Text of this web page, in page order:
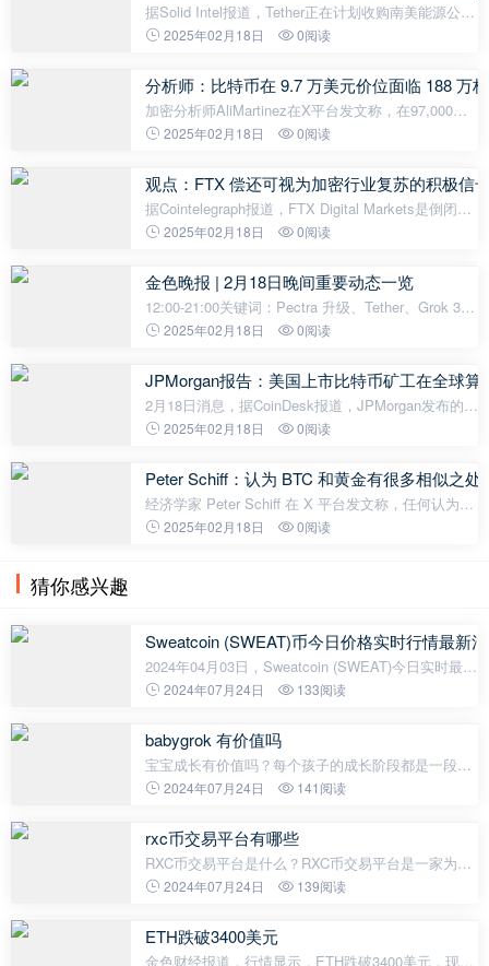
据Solid Intel报道，Tether正在计划收购南美能源公司
Adecoagro的51%控股权，交易估值约为12.4亿美
2025年02月18日 0阅读
分析师：比特币在 9.7 万美元价位面临 188 万
加密分析师AliMartinez在X平台发文称，在97,000美
元价位，比特币面临188万枚的供应壁垒，而在
能会在下一步走势中发挥关键作用。
2025年02月18日 0阅读
观点：FTX 偿还可视为加密行业复苏的积极信
据Cointelegraph报道，FTX Digital Markets是倒闭的
加密货币交易所FTX的巴哈马子公司，该公司将于2月
值12亿美元的资金。BitgetWa
2025年02月18日 0阅读
金色晚报 | 2月18日晚间重要动态一览
12:00-21:00关键词：Pectra 升级、Tether、Grok 3 1.
市场消息：美国和俄罗斯同意任命工作团队，以结束
Pectra 升级，山寨币疲软等因
2025年02月18日 0阅读
JPMorgan报告：美国上市比特币矿工在全球算
2月18日消息，据CoinDesk报道，JPMorgan发布的报
告显示，美国上市的比特币矿工在2025年2月已占全
报告指出，比特币网络的算力本月上升
2025年02月18日 0阅读
Peter Schiff：认为 BTC 和黄金有很多相似之
经济学家 Peter Schiff 在 X 平台发文称，任何认为比
特币和黄金有很多相似之处的人，对黄金一无所知。
2025年02月18日 0阅读
猜你感兴趣
Sweatcoin (SWEAT)币今日价格实时行情最新
2024年04月03日，Sweatcoin (SWEAT)今日实时最新
价格是0.011751美元，约等于人民币0.085元。 24H
成交额$8,160,689美元，换手率10.19%。
2024年07月24日 133阅读
babygrok 有价值吗
宝宝成长有价值吗？每个孩子的成长阶段都是一段美
丽而宝贵的经历。在这个过程中，宝宝从无知无识到
于他们个人的发展和未来的成功
2024年07月24日 141阅读
rxc币交易平台有哪些
RXC币交易平台是什么？RXC币交易平台是一家为
RXC币投资者提供安全、稳定、高效、专业服务的交
以在该平台上进行买卖RXC币、USDT
2024年07月24日 139阅读
ETH跌破3400美元
金色财经报道，行情显示，ETH跌破3400美元，现报